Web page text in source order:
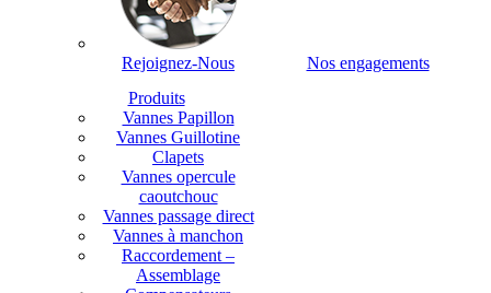
Rejoignez-Nous
Nos engagements
Produits
Vannes Papillon
Vannes Guillotine
Clapets
Vannes opercule
caoutchouc
Vannes passage direct
Vannes à manchon
Raccordement –
Assemblage